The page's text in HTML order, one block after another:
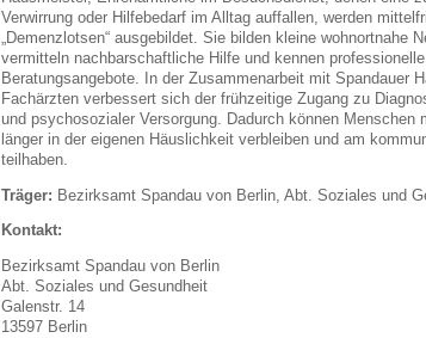
Verwirrung oder Hilfebedarf im Alltag auffallen, werden
„Demenzlotsen“ ausgebildet. Sie bilden kleine wohnortnahe
vermitteln nachbarschaftliche Hilfe und kennen
Beratungsangebote. In der Zusammenarbeit mit Spandauer
Fachärzten verbessert sich der frühzeitige Zugang zu
und psychosozialer Versorgung. Dadurch können Menschen
länger in der eigenen Häuslichkeit verbleiben und am
teilhaben.
Träger: Bezirksamt Spandau von Berlin, Abt. Soziales und
Kontakt:
Bezirksamt Spandau von Berlin
Abt. Soziales und Gesundheit
Galenstr. 14
13597 Berlin